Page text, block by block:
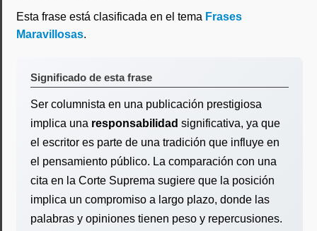
Esta frase está clasificada en el tema Frases
Maravillosas.
Significado de esta frase
Ser columnista en una publicación prestigiosa
implica una responsabilidad significativa, ya que
el escritor es parte de una tradición que influye en
el pensamiento público. La comparación con una
cita en la Corte Suprema sugiere que la posición
implica un compromiso a largo plazo, donde las
palabras y opiniones tienen peso y repercusiones.